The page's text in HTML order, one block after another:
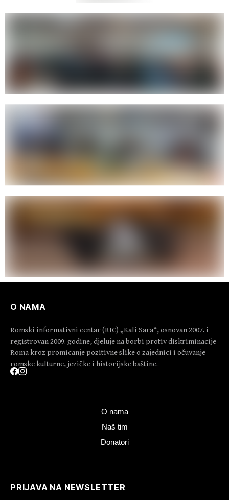
O NAMA
Romski informativni centar (RIC) „Kali Sara“, osnovan 2007. i
registrovan 2009. godine, djeluje na borbi protiv diskriminacije
Roma kroz promicanje pozitivne slike o zajednici i očuvanje
romske kulturne, jezičke i historijske baštine.
O nama
Naš tim
Donatori
PRIJAVA NA NEWSLETTER